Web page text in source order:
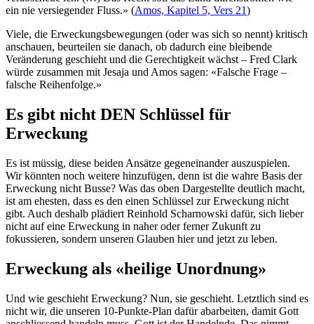
ein nie versiegender Fluss.» (Amos, Kapitel 5, Vers 21)
Viele, die Erweckungsbewegungen (oder was sich so nennt) kritisch
anschauen, beurteilen sie danach, ob dadurch eine bleibende
Veränderung geschieht und die Gerechtigkeit wächst – Fred Clark
würde zusammen mit Jesaja und Amos sagen: «Falsche Frage –
falsche Reihenfolge.»
Es gibt nicht DEN Schlüssel für
Erweckung
Es ist müssig, diese beiden Ansätze gegeneinander auszuspielen.
Wir könnten noch weitere hinzufügen, denn ist die wahre Basis der
Erweckung nicht Busse? Was das oben Dargestellte deutlich macht,
ist am ehesten, dass es den einen Schlüssel zur Erweckung nicht
gibt. Auch deshalb plädiert Reinhold Scharnowski dafür, sich lieber
nicht auf eine Erweckung in naher oder ferner Zukunft zu
fokussieren, sondern unseren Glauben hier und jetzt zu leben.
Erweckung als «heilige Unordnung»
Und wie geschieht Erweckung? Nun, sie geschieht. Letztlich sind es
nicht wir, die unseren 10-Punkte-Plan dafür abarbeiten, damit Gott